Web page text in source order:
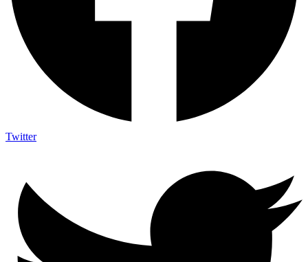
Twitter